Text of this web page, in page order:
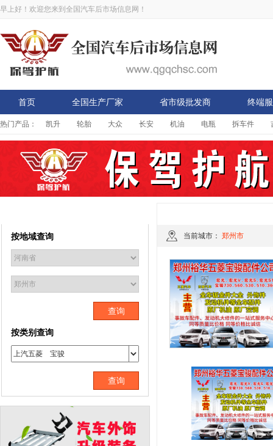
早上好！欢迎您来到全国汽车后市场信息网！
首页 全国生产厂家 省市级批发商 终端
热门产品： 凯升 轮胎 大众 长安 机油 电瓶 拆车件
按地域查询
查询
按类别查询
查询
当前城市： 郑州市